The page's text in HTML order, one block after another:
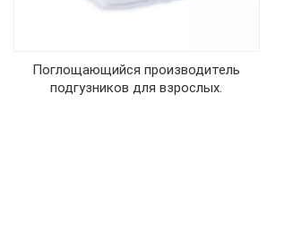
Поглощающийся производитель
подгузников для взрослых.